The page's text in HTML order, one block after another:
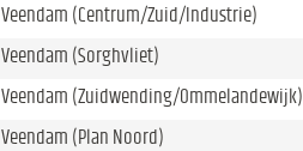
Veendam (Centrum/Zuid/Industrie)
Veendam (Sorghvliet)
Veendam (Zuidwending/Ommelandewijk)
Veendam (Plan Noord)